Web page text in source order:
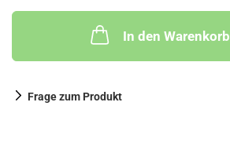
In den Warenkorb
Frage zum Produkt